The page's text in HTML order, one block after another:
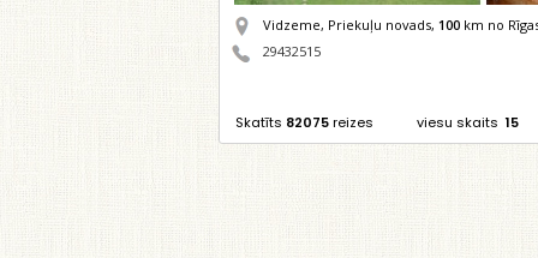
Vidzeme, Priekuļu novads, 100 km no
29432515
Skatīts 82075reizes viesu skaits 15